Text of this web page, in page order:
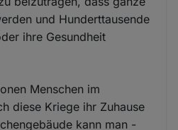
und Hunderttausende
ihre Gesundheit
Menschen im
diese Kriege ihr Zuhause
kann man -